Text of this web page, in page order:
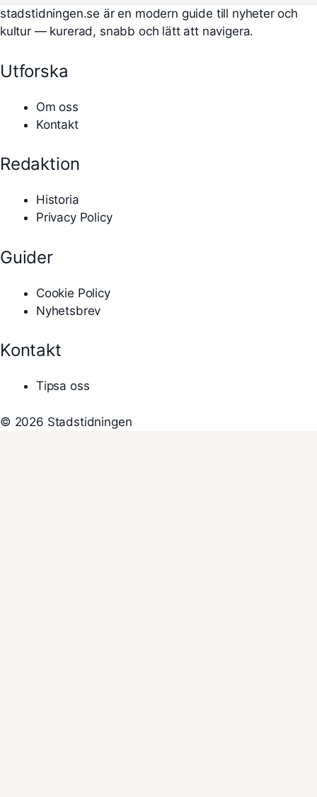
stadstidningen.se är en modern guide till nyheter och
kultur — kurerad, snabb och lätt att navigera.
Utforska
Om oss
Kontakt
Redaktion
Historia
Privacy Policy
Guider
Cookie Policy
Nyhetsbrev
Kontakt
Tipsa oss
© 2026 Stadstidningen